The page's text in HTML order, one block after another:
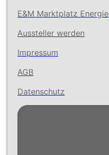
E&M Marktplatz Energie
Aussteller werden
Impressum
AGB
Datenschutz